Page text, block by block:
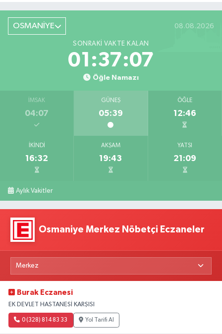
OSMANİYE 08.08.2026
SONRAKI VAKTE KALAN
01:37:06
Öğle Namazı
İMSAK
04:07
GÜNEŞ
05:39
ÖĞLE
12:46
İKINDI
16:32
AKŞAM
19:43
YATSI
21:09
Aylık Vakitler
Osmaniye Merkez Nöbetçi Eczaneler
Burak Eczanesi
EK DEVLET HASTANESİ KARŞISI
0 (328) 814 83 33 Yol Tarifi Al